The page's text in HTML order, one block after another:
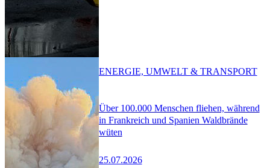
Über 100.000 Menschen fliehen, während
in Frankreich und Spanien Waldbrände
wüten
25.07.2026
ENERGIE, UMWELT & TRANSPORT